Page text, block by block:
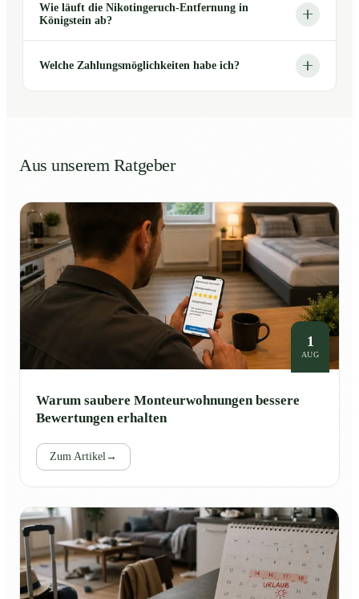
Wie läuft die Nikotingeruch-Entfernung in
Königstein ab?
Welche Zahlungsmöglichkeiten habe ich?
Aus unserem Ratgeber
1
AUG
Warum saubere Monteurwohnungen bessere
Bewertungen erhalten
Zum Artikel →